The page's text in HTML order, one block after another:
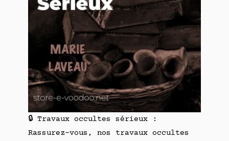
🔒 Travaux occultes sérieux :
Rassurez-vous, nos travaux occultes